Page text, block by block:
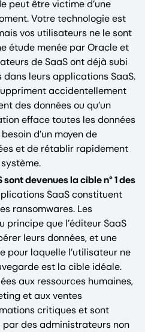
peut être victime d’une
Votre technologie est
vos utilisateurs ne le sont
étude menée par Oracle et
de SaaS ont déjà subi
dans leurs applications SaaS.
accidentellement
des données ou qu’un
efface toutes les données
d’un moyen de
et de rétablir rapidement
devenues la cible n° 1 des
SaaS constituent
ransomwares. Les
que l’éditeur SaaS
leurs données, et une
pour laquelle l’utilisateur ne
est la cible idéale.
aux ressources humaines,
et aux ventes
critiques et sont
des administrateurs non